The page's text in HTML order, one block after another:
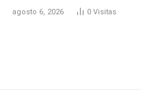
agosto 6, 2026 0 Visitas